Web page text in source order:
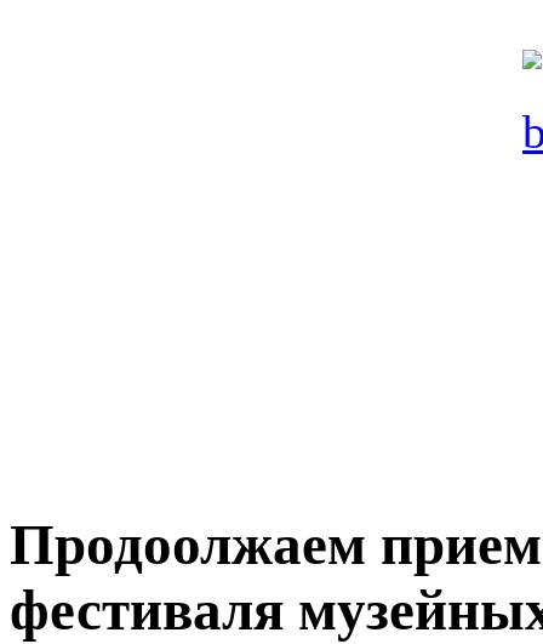
Продоолжаем прием
фестиваля